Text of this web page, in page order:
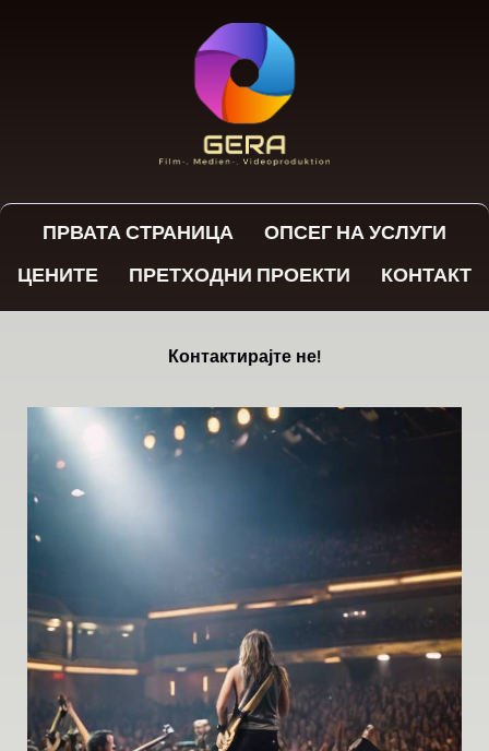
ПРВАТА СТРАНИЦА
ОПСЕГ НА УСЛУГИ
ЦЕНИТЕ
ПРЕТХОДНИ ПРОЕКТИ КОНТАКТ
Контактирајте не!